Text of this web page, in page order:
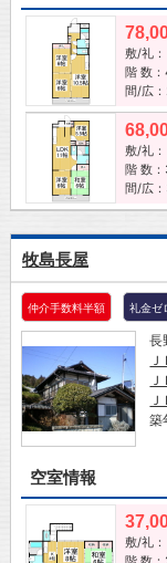
敷/礼：
階 数
間/広
敷/礼：
階 数
間/広
牧島長屋
仲介手数料半額 礼金ゼ
長
築
空室情報
敷/礼：